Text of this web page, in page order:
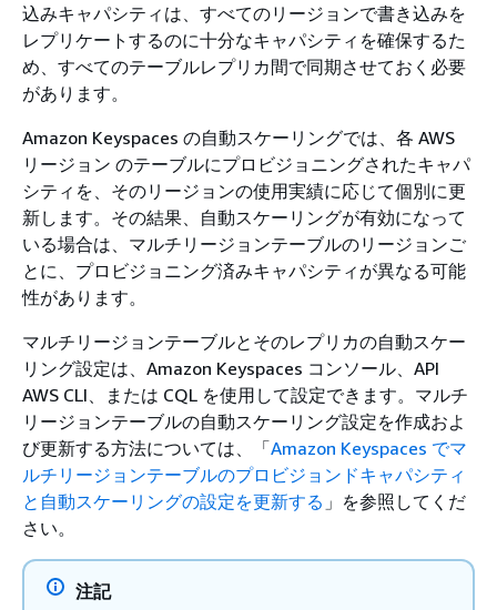
込みキャパシティは、すべてのリージョンで書き込みを
レプリケートするのに十分なキャパシティを確保するた
め、すべてのテーブルレプリカ間で同期させておく必要
があります。
Amazon Keyspaces の自動スケーリングでは、各 AWS
リージョン のテーブルにプロビジョニングされたキャパ
シティを、そのリージョンの使用実績に応じて個別に更
新します。その結果、自動スケーリングが有効になって
いる場合は、マルチリージョンテーブルのリージョンご
とに、プロビジョニング済みキャパシティが異なる可能
性があります。
マルチリージョンテーブルとそのレプリカの自動スケー
リング設定は、Amazon Keyspaces コンソール、API
AWS CLI、または CQL を使用して設定できます。マルチ
リージョンテーブルの自動スケーリング設定を作成およ
び更新する方法については、「Amazon Keyspaces でマ
ルチリージョンテーブルのプロビジョンドキャパシティ
と自動スケーリングの設定を更新する 」を参照してくだ
さい。
注記